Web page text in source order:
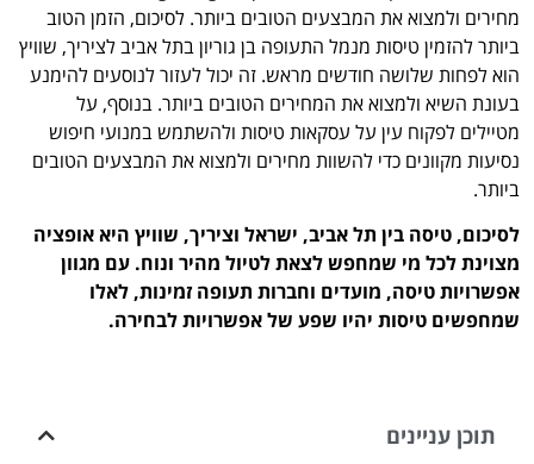
מחירים ולמצוא את המבצעים הטובים ביותר. לסיכום, הזמן הטוב
ביותר להזמין טיסות מנמל התעופה בן גוריון בתל אביב לציריך, שוויץ
הוא לפחות שלושה חודשים מראש. זה יכול לעזור לנוסעים להימנע
בעונת השיא ולמצוא את המחירים הטובים ביותר. בנוסף, על
מטיילים לפקוח עין על עסקאות טיסות ולהשתמש במנועי חיפוש
נסיעות מקוונים כדי להשוות מחירים ולמצוא את המבצעים הטובים
ביותר.
לסיכום, טיסה בין תל אביב, ישראל וציריך, שוויץ היא אופציה
מצוינת לכל מי שמחפש לצאת לטיול מהיר ונוח. עם מגוון
אפשרויות טיסה, מועדים וחברות תעופה זמינות, לאלו
שמחפשים טיסות יהיו שפע של אפשרויות לבחירה.
תוכן עניינים